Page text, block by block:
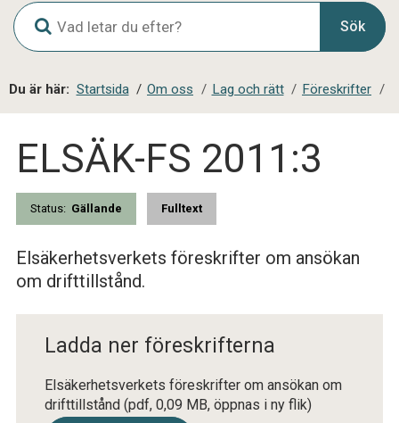
G
l
o
a
l
ö
k
Sök
Du är här: Startsida / Om oss / Lag och rätt / Föreskrifter /
ELSÄK-FS 2011:3
Status: Gällande Fulltext
Elsäkerhetsverkets föreskrifter om ansökan
om drifttillstånd.
Ladda ner föreskrifterna
Elsäkerhetsverkets föreskrifter om ansökan om
drifttillstånd (pdf, 0,09 MB, öppnas i ny flik)